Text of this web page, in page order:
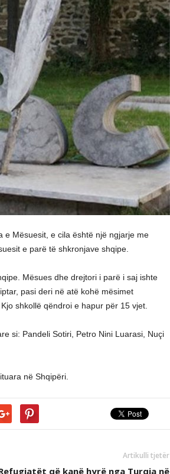
e Mësuesit, e cila është një ngjarje me
e parë të shkronjave shqipe.
Mësues dhe drejtori i parë i saj ishte
pasi deri në atë kohë mësimet
shkollë qëndroi e hapur për 15 vjet.
si: Pandeli Sotiri, Petro Nini Luarasi, Nuçi
në Shqipëri.
Artikulli tjetër
që kanë hyrë nga Turqia në